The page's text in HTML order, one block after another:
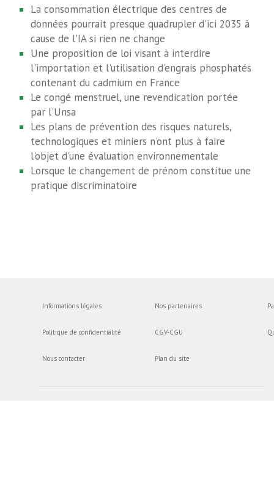
La consommation électrique des centres de
données pourrait presque quadrupler d'ici 2035 à
cause de l'IA si rien ne change
Une proposition de loi visant à interdire
l'importation et l'utilisation d'engrais phosphatés
contenant du cadmium en France
Le congé menstruel, une revendication portée
par l'Unsa
Les plans de prévention des risques naturels,
technologiques et miniers n'ont plus à faire
l'objet d'une évaluation environnementale
Lorsque le changement de prénom constitue une
pratique discriminatoire
Informations légales
Politique de confidentialité
Nous contacter
Nos partenaires
CGV-CGU
Plan du site